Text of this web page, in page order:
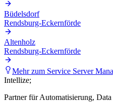
Büdelsdorf
Rendsburg-Eckernförde
Altenholz
Rendsburg-Eckernförde
Mehr zum Service Server
Intellize;
Partner für Automatisierung,